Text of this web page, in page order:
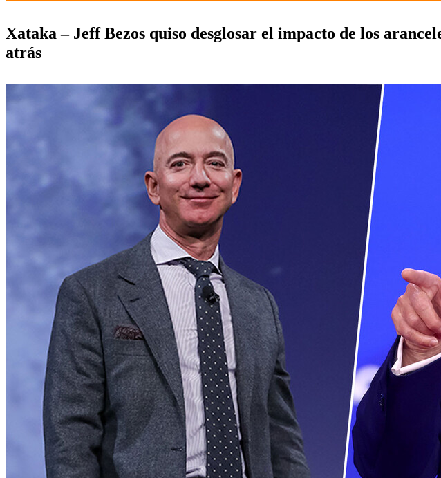
Xataka – Jeff Bezos quiso desglosar el impacto de los
atrás